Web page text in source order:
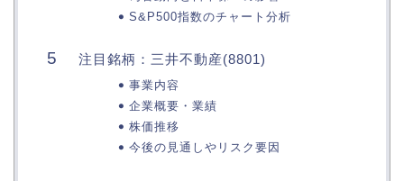
S&P500指数のチャート分析
注目銘柄：三井不動産(8801)
事業内容
企業概要・業績
株価推移
今後の見通しやリスク要因